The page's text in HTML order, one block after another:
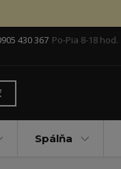
430 367 Po-Pia 8-18 hod.
Spálňa